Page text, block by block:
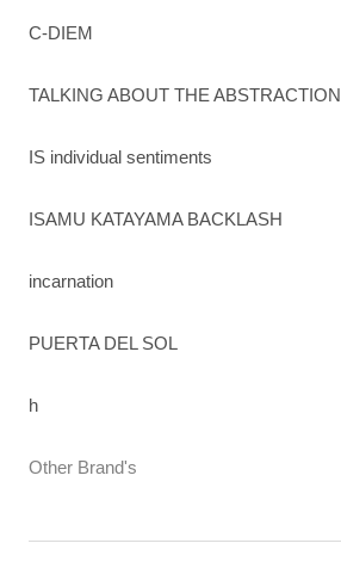
C-DIEM
TALKING ABOUT THE ABSTRACTION
IS individual sentiments
ISAMU KATAYAMA BACKLASH
incarnation
PUERTA DEL SOL
h
Other Brand's